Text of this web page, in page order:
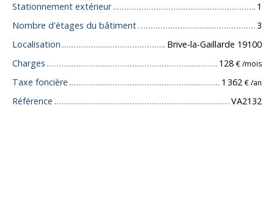
Stationnement extérieur
1
Nombre d'étages du bâtiment
3
Localisation
Brive-la-Gaillarde 19100
Charges
128 € /mois
Taxe foncière 1 362 € /an
Référence VA2132